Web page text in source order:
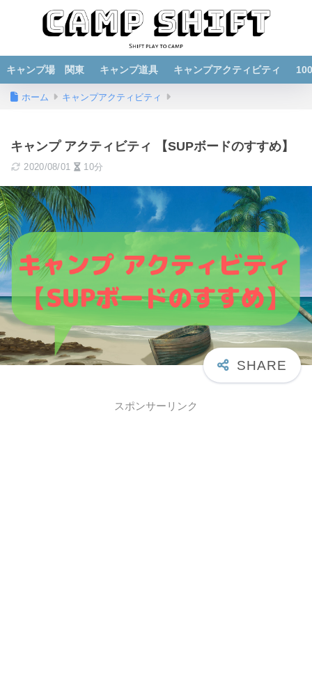
キャンプ場 関東 キャンプ道具 キャンプアクティビティ
ホーム キャンプアクティビティ
キャンプ アクティビティ 【SUPボードのすすめ】
2020/08/01 10分
スポンサーリンク